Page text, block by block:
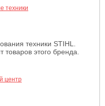
техники STIHL.
этого бренда.